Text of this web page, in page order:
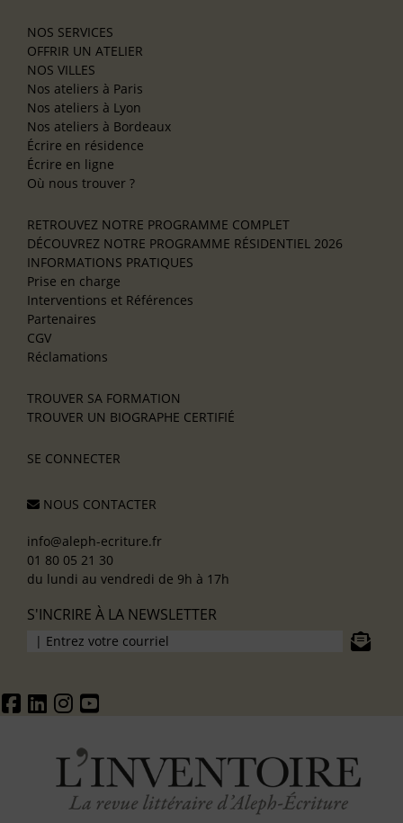
NOS SERVICES
OFFRIR UN ATELIER
NOS VILLES
Nos ateliers à Paris
Nos ateliers à Lyon
Nos ateliers à Bordeaux
Écrire en résidence
Écrire en ligne
Où nous trouver ?
RETROUVEZ NOTRE PROGRAMME COMPLET
DÉCOUVREZ NOTRE PROGRAMME RÉSIDENTIEL 2026
INFORMATIONS PRATIQUES
Prise en charge
Interventions et Références
Partenaires
CGV
Réclamations
TROUVER SA FORMATION
TROUVER UN BIOGRAPHE CERTIFIÉ
SE CONNECTER
NOUS CONTACTER
info@aleph-ecriture.fr
01 80 05 21 30
du lundi au vendredi de 9h à 17h
S'INCRIRE À LA NEWSLETTER